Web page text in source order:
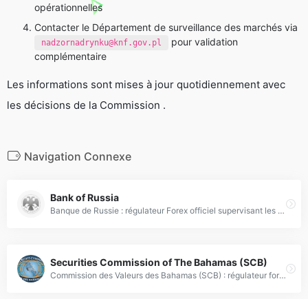
opérationnelles
Contacter le Département de surveillance des marchés via
nadzornadrynku@knf.gov.pl
pour validation
complémentaire
Les informations sont mises à jour quotidiennement avec
les décisions de la Commission .
Navigation Connexe
Bank of Russia
Banque de Russie : régulateur Forex officiel supervisant les marchés financiers et taux clés en Russie.
Securities Commission of The Bahamas (SCB)
Commission des Valeurs des Bahamas (SCB) : régulateur forex assurant supervision, octroi de licences et conformité des marchés financiers.